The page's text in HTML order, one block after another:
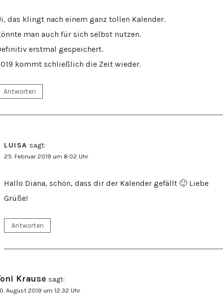
das klingt nach einem ganz tollen Kalender.
man auch für sich selbst nutzen.
erstmal gespeichert.
kommt schließlich die Zeit wieder.
Antworten
LUISA sagt:
25. Februar 2019 um 8:02 Uhr
Hallo Diana, schön, dass dir der Kalender gefällt 🙂 Liebe
Grüße!
Antworten
Krause sagt:
August 2019 um 12:32 Uhr